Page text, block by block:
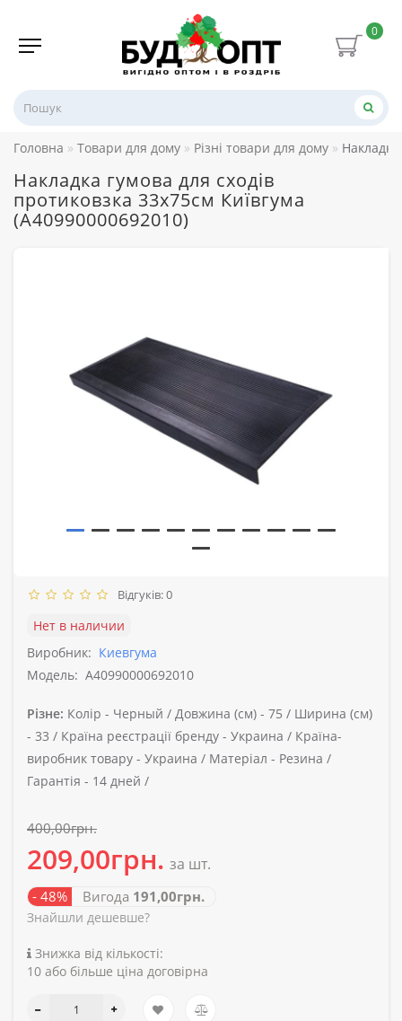
0
Головна Товари для дому Різні товари для дому
Накладка гумова для сходів
протиковзка 33х75см Київгума
(A40990000692010)
Відгуків: 0
Нет в наличии
Виробник: Киевгума
Модель: A40990000692010
Різне: Колір - Черный / Довжина (см) - 75 / Ширина (см)
- 33 / Країна реєстрації бренду - Украина / Країна-
виробник товару - Украина / Матеріал - Резина /
Гарантія - 14 дней /
400,00грн.
209,00грн. за шт.
- 48% Вигода 191,00грн.
Знайшли дешевше?
Знижка від кількості:
10 або більше ціна договірна